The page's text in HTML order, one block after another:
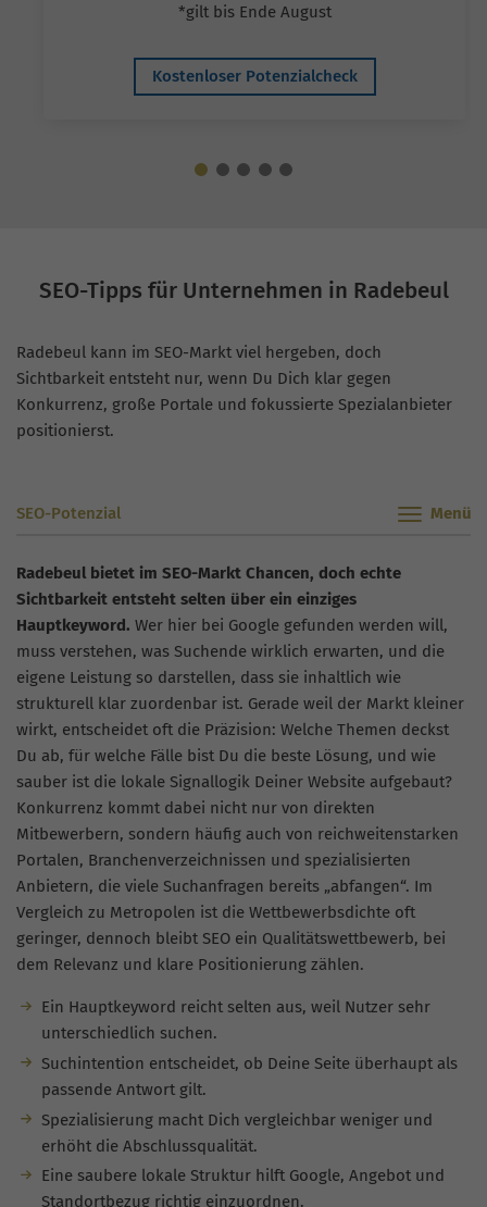
*gilt bis Ende August
Kostenloser Potenzialcheck
SEO-Tipps für Unternehmen in Radebeul
Radebeul kann im SEO-Markt viel hergeben, doch
Sichtbarkeit entsteht nur, wenn Du Dich klar gegen
Konkurrenz, große Portale und fokussierte Spezialanbieter
positionierst.
SEO-Potenzial
Radebeul bietet im SEO-Markt Chancen, doch echte
Sichtbarkeit entsteht selten über ein einziges
Hauptkeyword. Wer hier bei Google gefunden werden will,
muss verstehen, was Suchende wirklich erwarten, und die
eigene Leistung so darstellen, dass sie inhaltlich wie
strukturell klar zuordenbar ist. Gerade weil der Markt kleiner
wirkt, entscheidet oft die Präzision: Welche Themen deckst
Du ab, für welche Fälle bist Du die beste Lösung, und wie
sauber ist die lokale Signallogik Deiner Website aufgebaut?
Konkurrenz kommt dabei nicht nur von direkten
Mitbewerbern, sondern häufig auch von reichweitenstarken
Portalen, Branchenverzeichnissen und spezialisierten
Anbietern, die viele Suchanfragen bereits „abfangen“. Im
Vergleich zu Metropolen ist die Wettbewerbsdichte oft
geringer, dennoch bleibt SEO ein Qualitätswettbewerb, bei
dem Relevanz und klare Positionierung zählen.
Ein Hauptkeyword reicht selten aus, weil Nutzer sehr
unterschiedlich suchen.
Suchintention entscheidet, ob Deine Seite überhaupt als
passende Antwort gilt.
Spezialisierung macht Dich vergleichbar weniger und
erhöht die Abschlussqualität.
Eine saubere lokale Struktur hilft Google, Angebot und
Standortbezug richtig einzuordnen.